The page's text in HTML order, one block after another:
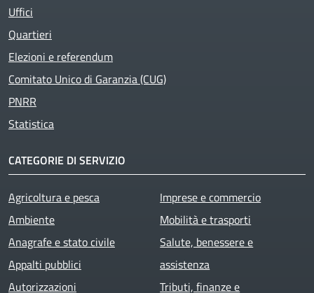
Uffici
Quartieri
Elezioni e referendum
Comitato Unico di Garanzia (CUG)
PNRR
Statistica
CATEGORIE DI SERVIZIO
Agricoltura e pesca
Ambiente
Anagrafe e stato civile
Appalti pubblici
Autorizzazioni
Imprese e commercio
Mobilità e trasporti
Salute, benessere e
assistenza
Tributi, finanze e